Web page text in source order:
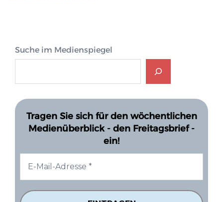
Suche im Medienspiegel
Tragen Sie sich für den wöchentlichen
Medienüberblick - den Freitagsbrief -
ein!